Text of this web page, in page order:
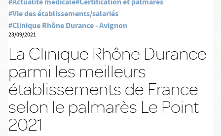
#Vie des établissements/salariés
#Clinique Rhône Durance - Avignon
23/09/2021
La Clinique Rhône Durance
parmi les meilleurs
établissements de France
selon le palmarès Le Point
2021